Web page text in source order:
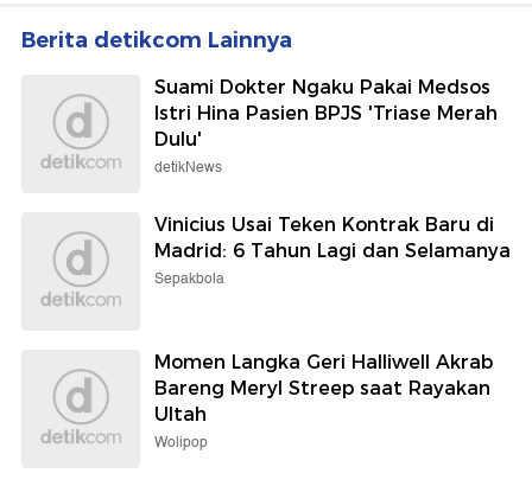
Berita detikcom Lainnya
Suami Dokter Ngaku Pakai Medsos
Istri Hina Pasien BPJS 'Triase Merah
Dulu'
detikNews
Vinicius Usai Teken Kontrak Baru di
Madrid: 6 Tahun Lagi dan Selamanya
Sepakbola
Momen Langka Geri Halliwell Akrab
Bareng Meryl Streep saat Rayakan
Ultah
Wolipop